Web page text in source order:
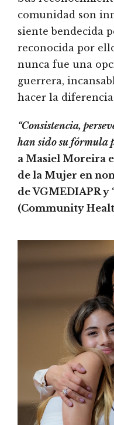
comunidad son
siente bendecida
reconocida por
nunca fue una
guerrera,
hacer la
“Consistencia,
han sido su fórmula
a Masiel Moreira
de la Mujer en
de VGMEDIAPR y
(Community